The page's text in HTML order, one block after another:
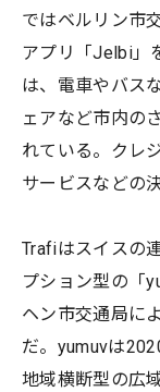
ではベルリン市
アプリ「Jelbi」
は、電車やバス
ェアなど市内の
れている。クレ
サービスなどの
Trafiはスイスの
プション型の「
ヘン市交通局に
だ。yumuvは
地域横断型の広